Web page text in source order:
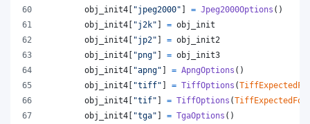
obj_init4 [ "jpeg2000" ] = Jpeg2000Options ()
obj_init4 [ "j2k" ] = obj_init
obj_init4 [ "jp2" ] = obj_init2
obj_init4 [ "png" ] = obj_init3
obj_init4 [ "apng" ] = ApngOptions ()
obj_init4 [ "tiff" ] = TiffOptions (
obj_init4 [ "tif" ] = TiffOptions (
obj_init4 [ "tga" ] = TgaOptions ()